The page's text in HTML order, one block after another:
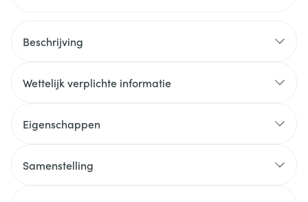
Beschrijving
Wettelijk verplichte informatie
Eigenschappen
Samenstelling